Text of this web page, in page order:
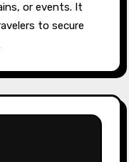
or events. It
to secure